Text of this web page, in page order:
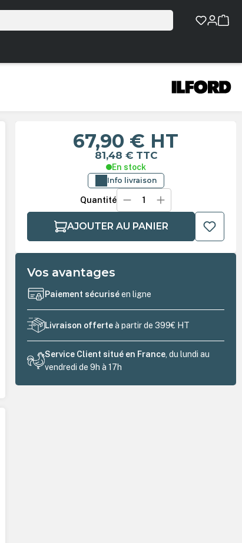
67,90 € HT
81,48 € TTC
En stock
Info livraison
Quantité
AJOUTER AU PANIER
Vos avantages
Paiement sécuriséen ligne
Livraison offerteà partir de 399€ HT
Service Client situé en France , du lundi au
vendredi de 9h à 17h